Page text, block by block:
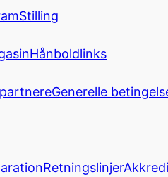
Stilling
Hånboldlinks
Generelle
Retningslinjer